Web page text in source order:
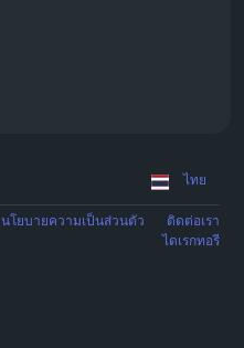
ไทย
นโยบายความเป็นส่วนตัว
ติดต่อเรา
ไดเรกทอรี